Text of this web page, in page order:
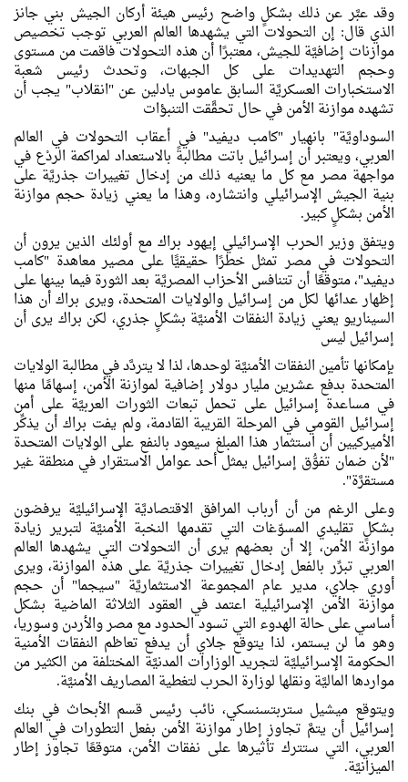
وقد عبَّر عن ذلك بشكلٍ واضح رئيس هيئة أركان الجيش بني جانز
الذي قال: إن التحولات التي يشهدها العالم العربي توجب تخصيص
موازنات إضافيَّة للجيش، معتبرًا أن هذه التحولات فاقمت من مستوى
وحجم التهديدات على كل الجبهات، وتحدث رئيس شعبة
الاستخبارات العسكريَّة السابق عاموس يادلين عن "انقلاب" يجب أن
تشهده موازنة الأمن في حال تحقَّقت التنبؤات
السوداويَّة" بانهيار "كامب ديفيد" في أعقاب التحولات في العالم
العربي، ويعتبر أن إسرائيل باتت مطالبةً بالاستعداد لمراكمة الردْع في
مواجهة مصر مع كل ما يعنيه ذلك من إدخال تغييرات جذريَّة على
بنية الجيش الإسرائيلي وانتشاره، وهذا ما يعني زيادة حجم موازنة
الأمن بشكلٍ كبير.
ويتفق وزير الحرب الإسرائيلي إيهود براك مع أولئك الذين يرون أن
التحولات في مصر تمثل خطرًا حقيقيًّا على مصير معاهدة "كامب
ديفيد"، متوقعًا أن تتنافس الأحزاب المصريَّة بعد الثورة فيما بينها على
إظهار عدائها لكل من إسرائيل والولايات المتحدة، ويرى براك أن هذا
السيناريو يعني زيادة النفقات الأمنيَّة بشكلٍ جذري، لكن براك يرى أن
إسرائيل ليس
بإمكانها تأمين النفقات الأمنيَّة لوحدها، لذا لا يتردَّد في مطالبة الولايات
المتحدة بدفع عشرين مليار دولار إضافية لموازنة الأمن، إسهامًا منها
في مساعدة إسرائيل على تحمل تبعات الثورات العربيَّة على أمن
إسرائيل القومي في المرحلة القريبة القادمة، ولم يفت براك أن يذكِّر
الأميركيين أن استثمار هذا المبلغ سيعود بالنفع على الولايات المتحدة
"لأن ضمان تفوُّق إسرائيل يمثل أحد عوامل الاستقرار في منطقة غير
مستقرَّة".
وعلى الرغم من أن أرباب المرافق الاقتصاديَّة الإسرائيليَّة يرفضون
بشكلٍ تقليدي المسوّغات التي تقدمها النخبة الأمنيَّة لتبرير زيادة
موازنة الأمن، إلا أن بعضهم يرى أن التحولات التي يشهدها العالم
العربي تبرِّر بالفعل إدخال تغييرات جذريَّة على هذه الموازنة، ويرى
أوري جلاي، مدير عام المجموعة الاستثماريَّة "سيجما" أن حجم
موازنة الأمن الإسرائيلية اعتمد في العقود الثلاثة الماضية بشكل
أساسي على حالة الهدوء التي تسود الحدود مع مصر والأردن وسوريا،
وهو ما لن يستمر، لذا يتوقع جلاي أن يدفع تعاظم النفقات الأمنية
الحكومة الإسرائيليَّة لتجريد الوزارات المدنيَّة المختلفة من الكثير من
مواردها الماليَّة ونقلها لوزارة الحرب لتغطية المصاريف الأمنيَّة.
ويتوقع ميشيل ستربتسنسكي، نائب رئيس قسم الأبحاث في بنك
إسرائيل أن يتمَّ تجاوز إطار موازنة الأمن بفعل التطورات في العالم
العربي، التي ستترك تأثيرها على نفقات الأمن، متوقعًا تجاوز إطار
الميزانيَّة.